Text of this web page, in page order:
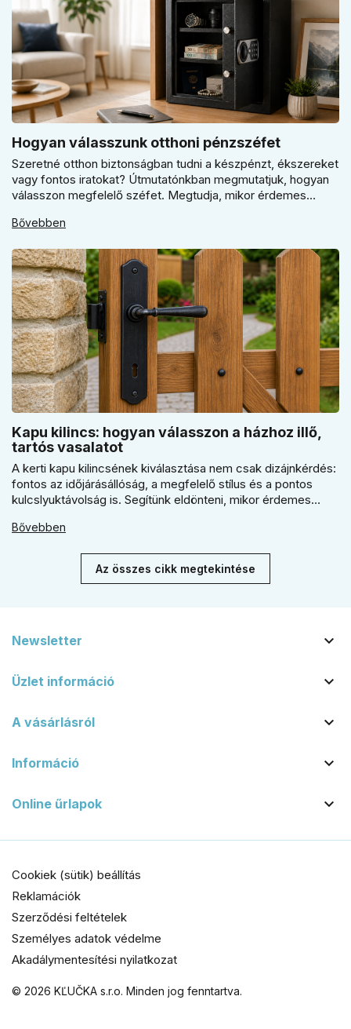
Hogyan válasszunk otthoni pénzszéfet
Szeretné otthon biztonságban tudni a készpénzt, ékszereket
vagy fontos iratokat? Útmutatónkban megmutatjuk, hogyan
válasszon megfelelő széfet. Megtudja, mikor érdemes
kulcsfontosságú a szakszerű rögzítés a valódi védelemhez
Bővebben
Kapu kilincs: hogyan válasszon a házhoz illő,
tartós vasalatot
A kerti kapu kilincsének kiválasztása nem csak dizájnkérdés:
fontos az időjárásállóság, a megfelelő stílus és a pontos
kulcslyuktávolság is. Segítünk eldönteni, mikor érdemes
kilincs + gomb megoldást választani.
Bővebben
Az összes cikk megtekintése
Newsletter 
Üzlet információ 
A vásárlásról 
Információ 
Online űrlapok 
© 2026 KĽUČKA s.r.o. Minden jog fenntartva.
Cookiek (sütik) beállítás
Reklamációk
Szerződési feltételek
Személyes adatok védelme
Akadálymentesítési nyilatkozat